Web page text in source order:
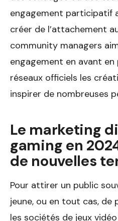
engagement participatif
créer de l’attachement
community managers
engagement en avant
réseaux officiels les
inspirer de nombreuses
Le marketing
gaming en
de nouvelles
Pour attirer un public
jeune, ou en tout cas, de
les sociétés de jeux